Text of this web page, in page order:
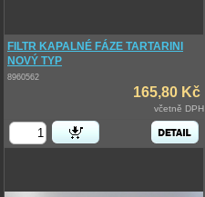
FILTR KAPALNÉ FÁZE TARTARINI
NOVÝ TYP
8960562
165,80 Kč
včetně DPH